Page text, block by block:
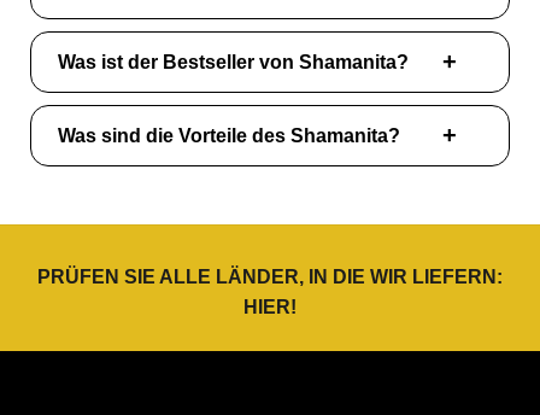
Was ist der Bestseller von Shamanita?
Was sind die Vorteile des Shamanita?
PRÜFEN SIE ALLE LÄNDER, IN DIE WIR LIEFERN:
HIER!